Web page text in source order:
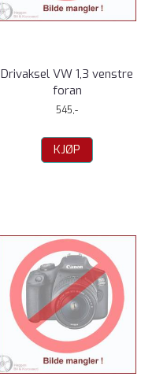
Drivaksel VW 1,3 venstre
foran
545,-
KJØP